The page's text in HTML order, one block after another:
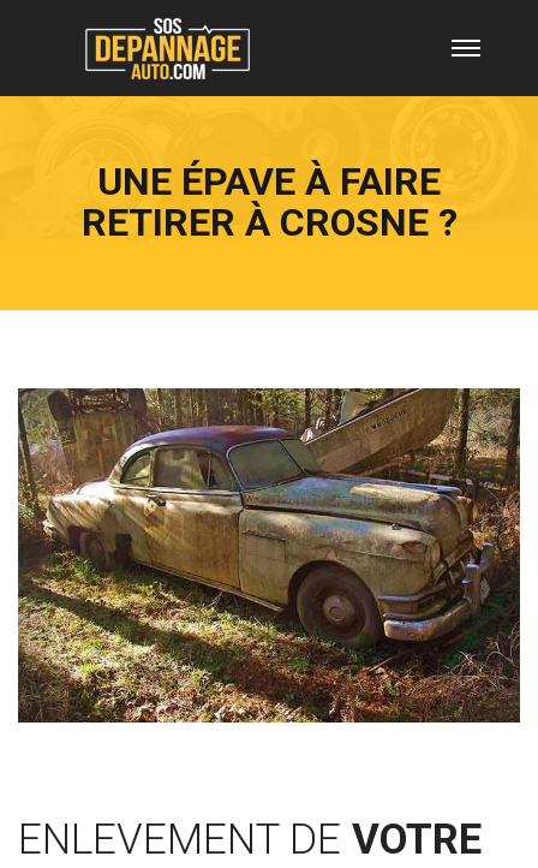
UNE ÉPAVE À FAIRE
RETIRER À CROSNE ?
ENLEVEMENT DE VOTRE